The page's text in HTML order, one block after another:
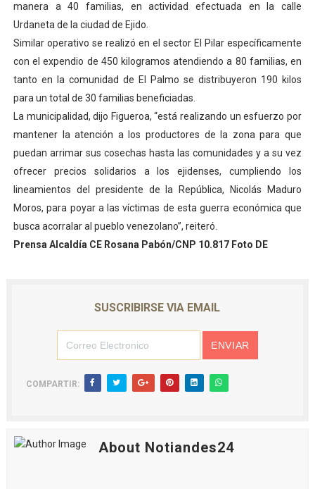
manera a 40 familias, en actividad efectuada en la calle
Urdaneta de la ciudad de Ejido.
Similar operativo se realizó en el sector El Pilar específicamente
con el expendio de 450 kilogramos atendiendo a 80 familias, en
tanto en la comunidad de El Palmo se distribuyeron 190 kilos
para un total de 30 familias beneficiadas.
La municipalidad, dijo Figueroa, “está realizando un esfuerzo por
mantener la atención a los productores de la zona para que
puedan arrimar sus cosechas hasta las comunidades y a su vez
ofrecer precios solidarios a los ejidenses, cumpliendo los
lineamientos del presidente de la República, Nicolás Maduro
Moros, para poyar a las víctimas de esta guerra económica que
busca acorralar al pueblo venezolano”, reiteró.
Prensa Alcaldía CE Rosana Pabón/CNP 10.817 Foto DE
SUSCRIBIRSE VIA EMAIL
COMPARTIR:
About Notiandes24